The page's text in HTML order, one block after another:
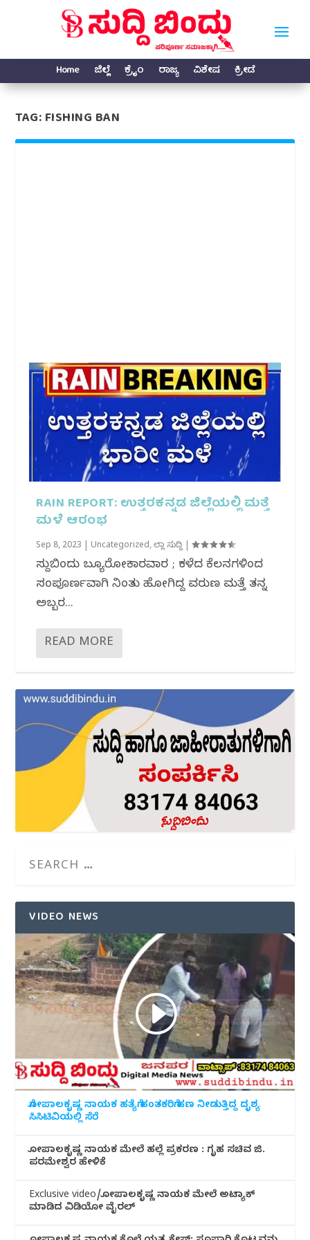
Home ಜಿಲ್ಲೆ ಕ್ರೈಂ ರಾಜ್ಯ ವಿಶೇಷ ಕ್ರೀಡೆ
TAG:FISHING BAN
RAIN REPORT: ಉತ್ತರಕನ್ನಡ ಜಿಲ್ಲೆಯಲ್ಲಿ ಮತ್ತೆ
ಮಳೆ ಆರಂಭ
Sep 8, 2023 Uncategorized,ಜಿಲ್ಲಾ ಸುದ್ದಿ |
ಸುದ್ದಿಬಿಂದು ಬ್ಯೂರೋಕಾರವಾರ ; ಕಳೆದ‌ ಕೆಲದಿನಗಳಿಂದ‌
ಸಂಪೂರ್ಣವಾಗಿ ನಿಂತು ಹೋಗಿದ್ದ ವರುಣ ಮತ್ತೆ ತನ್ನ
ಅಬ್ಬರ...
READ MORE
VIDEO NEWS
ಗೋಪಾಲಕೃಷ್ಣ ನಾಯಕ ಹತ್ಯೆಗೆ ಹಂತಕರಿಗೆ ಹಣ ನೀಡುತ್ತಿದ್ದ ದೃಶ್ಯ
ಸಿಸಿಟಿವಿಯಲ್ಲಿ ಸೆರೆ
ಗೋಪಾಲಕೃಷ್ಣ ನಾಯಕ ಮೇಲೆ ಹಲ್ಲೆ ಪ್ರಕರಣ : ಗೃಹ ಸಚಿವ ಜಿ.
ಪರಮೇಶ್ವರ ಹೇಳಿಕೆ
Exclusive video/ಗೋಪಾಲಕೃಷ್ಣ ನಾಯಕ ಮೇಲೆ ಅಟ್ಯಾಕ್
ಮಾಡಿದ ವಿಡಿಯೋ ವೈರಲ್